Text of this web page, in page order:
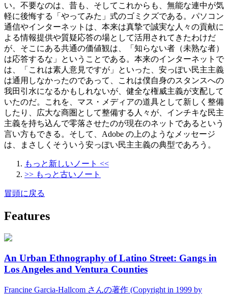
い。不要なのは、昔も、そしてこれからも、無能な連中が気
軽に後悔する「やってみた」式のゴミクズである。パソコン
通信やインターネットは、本来は真摯で誠実な人々の貢献に
よる情報提供や質疑応答の場として活用されてきたわけだ
が、そこにある共通の価値観は、「知らない者（未熟な者）
は応答するな」ということである。本来のインターネットで
は、「これは素人意見ですが」といった、安っぽい民主主義
は通用しなかったのであって、これは僕自身のスタンスへの
我田引水になるかもしれないが、健全な権威主義が支配して
いたのだ。これを、マス・メディアの道具として新しく整備
したり、広大な商圏として整備する人々が、インチキな民主
主義を持ち込んで零落させたのが現在のネットであるという
言い方もできる。そして、Adobe の上のようなメッセージ
は、まさしくそういう安っぽい民主主義の典型であろう。
もっと新しいノート <<
>> もっと古いノート
冒頭に戻る
Features
An Urban Ethnography of Latino Street: Gangs in
Los Angeles and Ventura Counties
Francine Garcia-Hallcom さんの著作 (Copyright in 1999 by